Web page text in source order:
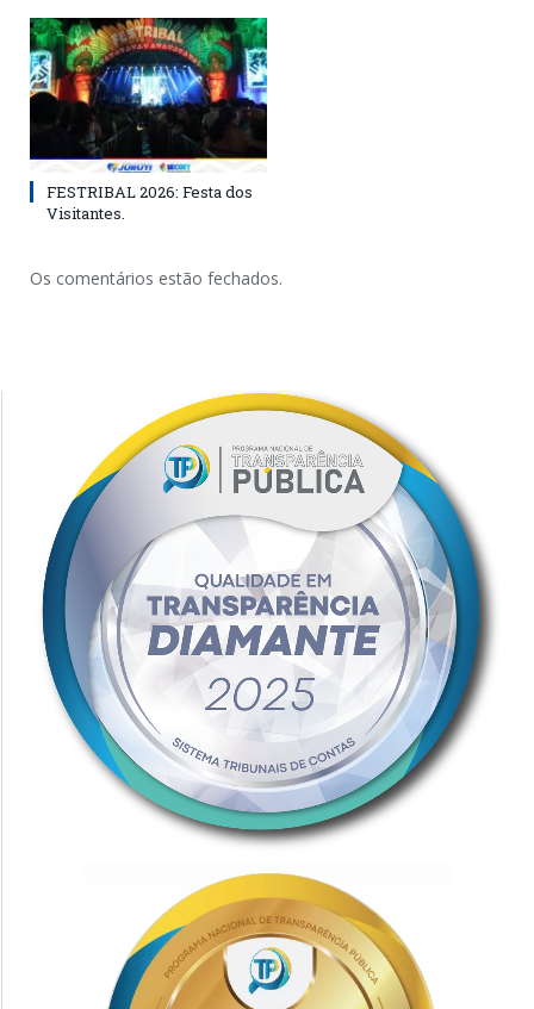
FESTRIBAL 2026: Festa dos
Visitantes.
Os comentários estão fechados.